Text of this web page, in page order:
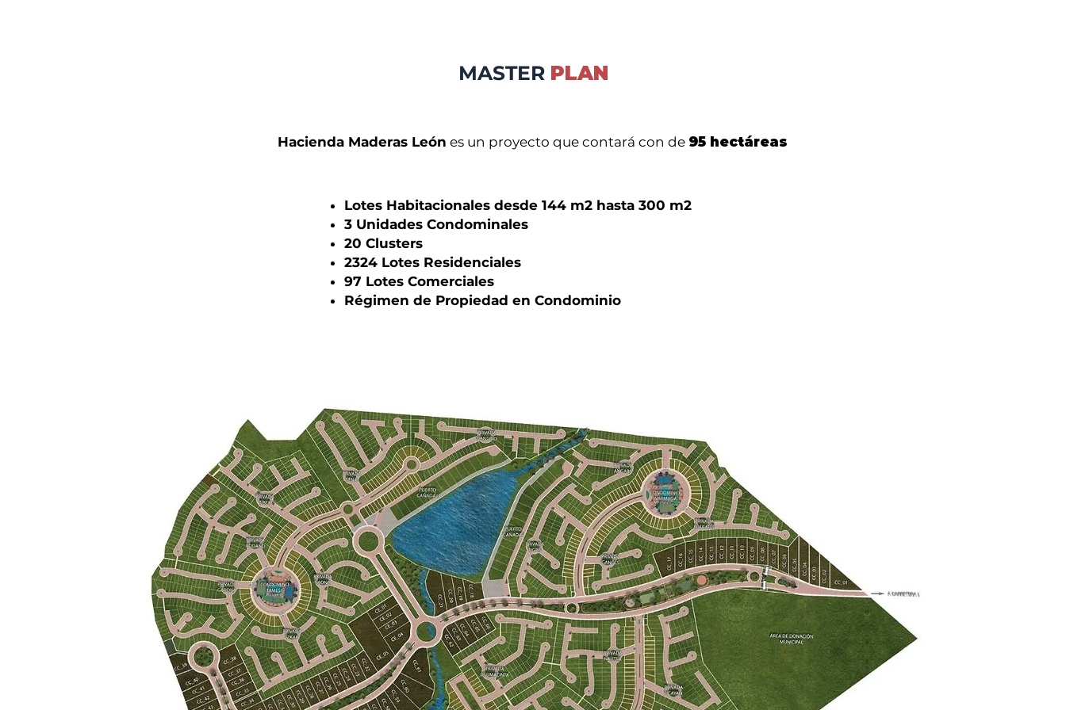
MASTER PLAN
Hacienda Maderas León es un proyecto que contará con de 95 hectáreas
Lotes Habitacionales desde 144 m2 hasta 300 m2
3 Unidades Condominales
20 Clusters
2324 Lotes Residenciales
97 Lotes Comerciales
Régimen de Propiedad en Condominio